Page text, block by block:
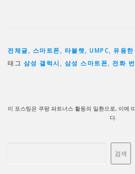
전체글, 스마트폰, 타블렛, UMPC, 유용
태그 삼성 갤럭시 , 삼성 스마트폰, 전화
이 포스팅은 쿠팡 파트너스 활동의 일환으로, 이에
다.
검색